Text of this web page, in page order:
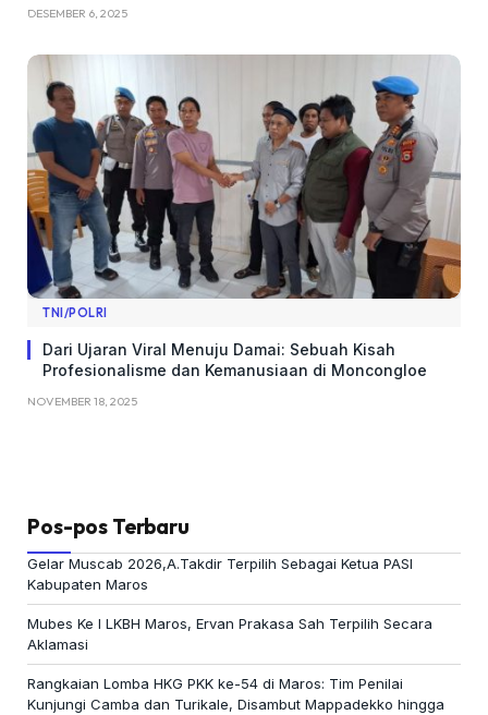
DESEMBER 6, 2025
TNI/POLRI
Dari Ujaran Viral Menuju Damai: Sebuah Kisah
Profesionalisme dan Kemanusiaan di Moncongloe
NOVEMBER 18, 2025
Pos-pos Terbaru
Gelar Muscab 2026,A.Takdir Terpilih Sebagai Ketua PASI
Kabupaten Maros
Mubes Ke I LKBH Maros, Ervan Prakasa Sah Terpilih Secara
Aklamasi
Rangkaian Lomba HKG PKK ke-54 di Maros: Tim Penilai
Kunjungi Camba dan Turikale, Disambut Mappadekko hingga